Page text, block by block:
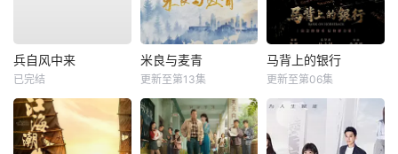
兵自风中来
已完结
米良与麦青
更新至第13集
马背上的银行
更新至第06集